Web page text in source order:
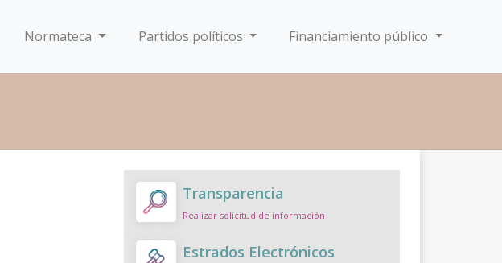
Normateca Partidos políticos Financiamiento público
Transparencia
Realizar solicitud de información
Estrados Electrónicos